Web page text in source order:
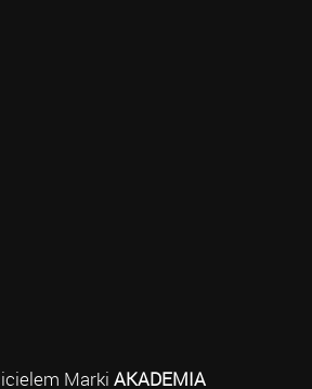
Marki AKADEMIA